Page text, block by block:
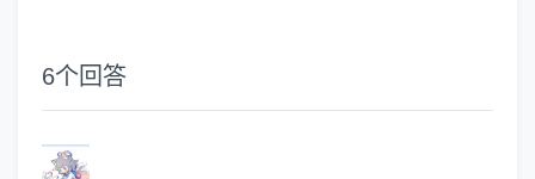
6个回答